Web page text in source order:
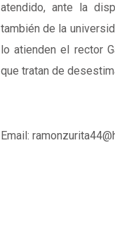
atendido, ante la
también de la
lo atienden el rector
que tratan de
Email: